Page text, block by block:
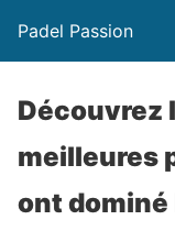
Padel Passion
Découvrez
meilleures
ont dominé